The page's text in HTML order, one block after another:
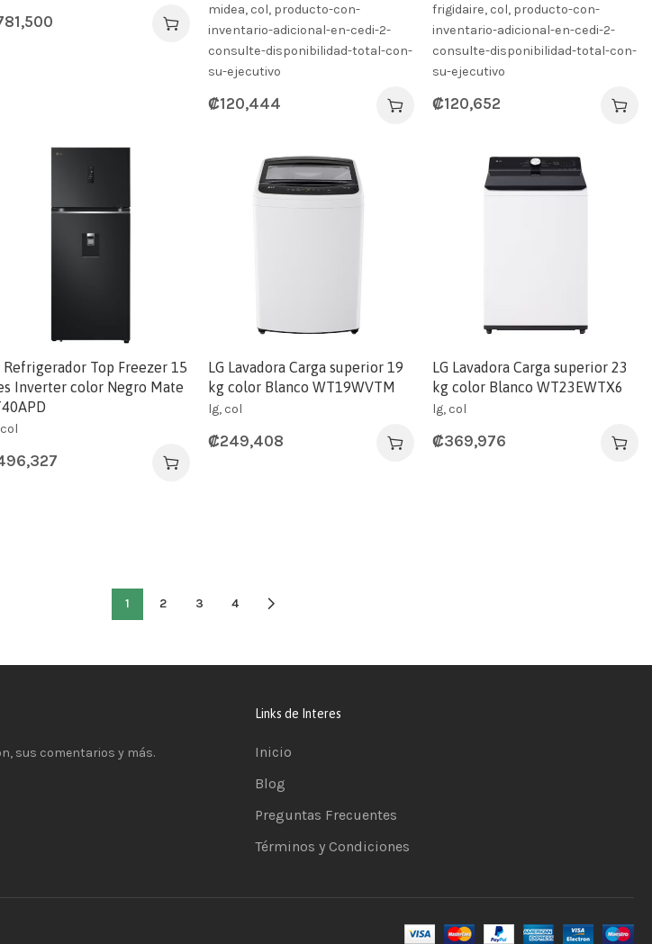
midea, col, producto-con-
inventario-adicional-en-cedi-2-
consulte-disponibilidad-total-con-
su-ejecutivo
₡120,444
frigidaire, col, producto-con-
inventario-adicional-en-cedi-2-
consulte-disponibilidad-total-con-
su-ejecutivo
₡120,652
Refrigerador Top Freezer 15
Inverter color Negro Mate
LG Lavadora Carga superior 19
kg color Blanco WT19WVTM
lg, col
₡249,408
LG Lavadora Carga superior 23
kg color Blanco WT23EWTX6
lg, col
₡369,976
1 2 3 4
sus comentarios y más.
Links de Interes
Inicio
Blog
Preguntas Frecuentes
Términos y Condiciones